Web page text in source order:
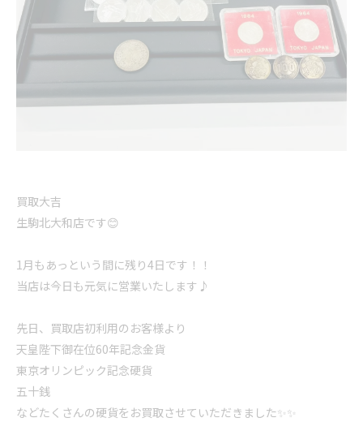
買取大吉
生駒北大和店です😊
1月もあっという間に残り4日です！！
当店は今日も元気に営業いたします♪
先日、買取店初利用のお客様より
天皇陛下御在位60年記念金貨
東京オリンピック記念硬貨
五十銭
などたくさんの硬貨をお買取させていただきました✨✨